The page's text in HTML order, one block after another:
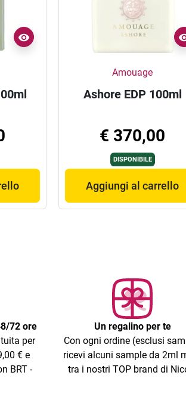
Amouage
Ashore EDP 100ml
€ 370,00
DISPONIBILE
Aggiungi al carrello
72 ore
per
€ e
BRT -
Un regalino per te
Con ogni ordine (esclusi
ricevi alcuni sample da 2ml
tra i nostri TOP brand di